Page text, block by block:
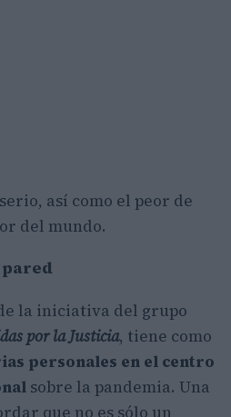
así como el peor de
del mundo.
la iniciativa del grupo
por la Justicia, tiene como
personales en el centro
sobre la pandemia. Una
que no es sólo un